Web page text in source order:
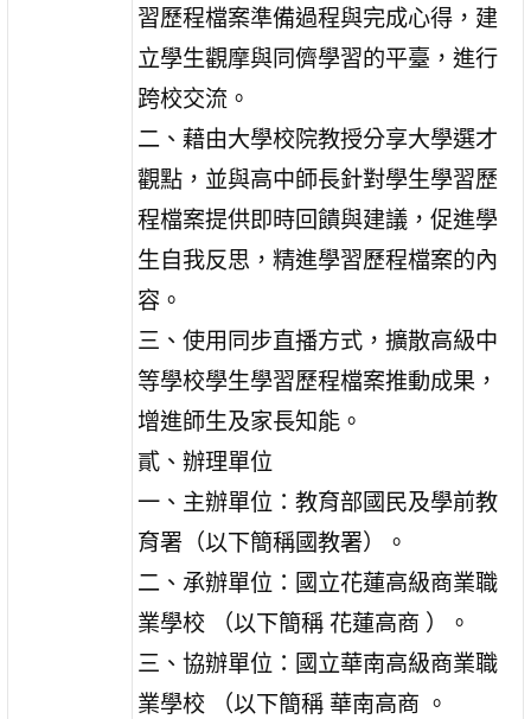
習歷程檔案準備過程與完成心得，建
立學生觀摩與同儕學習的平臺，進行
跨校交流。
二、藉由大學校院教授分享大學選才
觀點，並與高中師長針對學生學習歷
程檔案提供即時回饋與建議，促進學
生自我反思，精進學習歷程檔案的內
容。
三、使用同步直播方式，擴散高級中
等學校學生學習歷程檔案推動成果，
增進師生及家長知能。
貳、辦理單位
一、主辦單位：教育部國民及學前教
育署（以下簡稱國教署）。
二、承辦單位：國立花蓮高級商業職
業學校 （以下簡稱 花蓮高商 ）。
三、協辦單位：國立華南高級商業職
業學校 （以下簡稱 華南高商 。